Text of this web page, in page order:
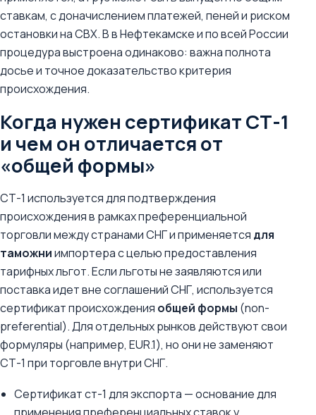
ставкам, с доначислением платежей, пеней и риском
остановки на СВХ. В в Нефтекамске и по всей России
процедура выстроена одинаково: важна полнота
досье и точное доказательство критерия
происхождения.
Когда нужен сертификат СТ-1
и чем он отличается от
«общей формы»
СТ-1 используется для подтверждения
происхождения в рамках преференциальной
торговли между странами СНГ и применяется для
таможниимпортера с целью предоставления
тарифных льгот. Если льготы не заявляются или
поставка идет вне соглашений СНГ, используется
сертификат происхождения общей формы (non-
preferential). Для отдельных рынков действуют свои
формуляры (например, EUR.1), но они не заменяют
СТ-1 при торговле внутри СНГ.
Сертификат ст-1 для экспорта — основание для